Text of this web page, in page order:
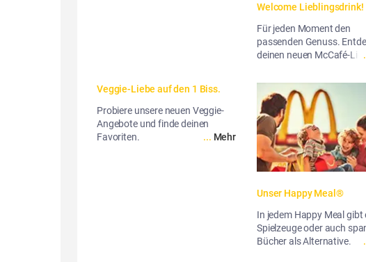
Welcome Lieblingsdrink!
Für jeden Moment den
passenden Genuss.
deinen neuen McCafé-
Veggie-Liebe auf den 1 Biss.
Probiere unsere neuen Veggie-
Angebote und finde deinen
Favoriten.
... Mehr
Unser Happy Meal®
In jedem Happy Meal gibt
Spielzeuge oder auch
Bücher als Alternative.